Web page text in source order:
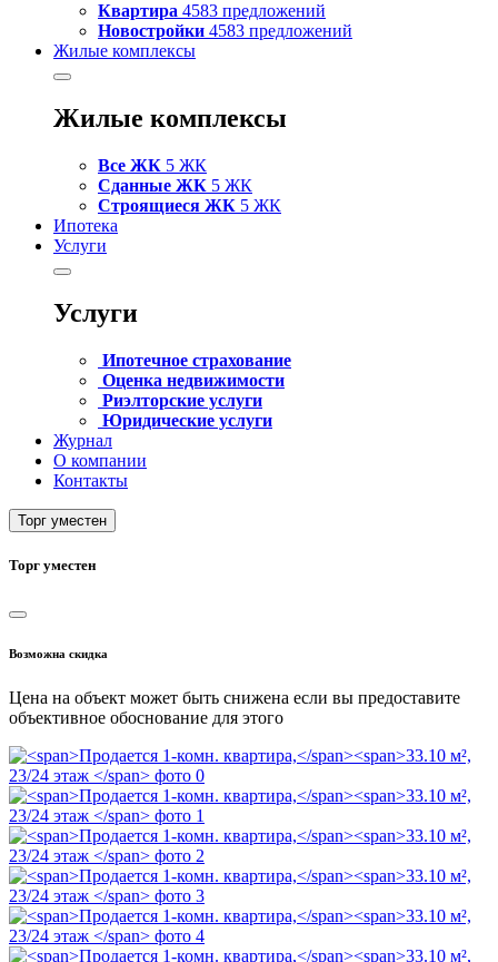
Квартира 4583 предложений
Новостройки 4583 предложений
Жилые комплексы
Жилые комплексы
Все ЖК 5 ЖК
Сданные ЖК 5 ЖК
Строящиеся ЖК 5 ЖК
Ипотека
Услуги
Услуги
Ипотечное страхование
Оценка недвижимости
Риэлторские услуги
Юридические услуги
Журнал
О компании
Контакты
Торг уместен
Торг уместен
Возможна скидка
Цена на объект может быть снижена если вы предоставите
объективное обоснование для этого